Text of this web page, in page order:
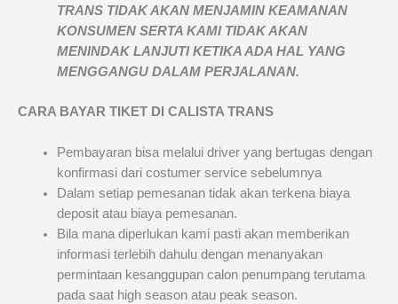
TRANSTIDAK AKAN MENJAMINKEAMANAN
KONSUMEN SERTA KAMI TIDAK AKAN
MENINDAK LANJUTI KETIKA ADA HAL YANG
MENGGANGU DALAM PERJALANAN.
CARA BAYAR TIKET DI CALISTA TRANS
Pembayaran bisa melalui driver yang bertugas dengan
konfirmasi dari costumer service sebelumnya
Dalam setiap pemesanan tidak akan terkena biaya
deposit atau biaya pemesanan.
Bila mana diperlukan kami pasti akan memberikan
informasi terlebih dahulu dengan menanyakan
permintaan kesanggupan calon penumpang terutama
pada saat high season atau peak season.